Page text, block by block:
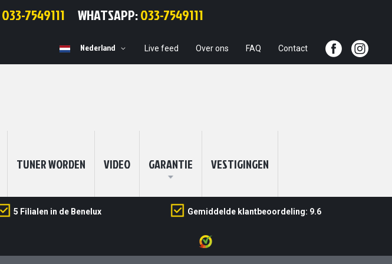
033-7549111 WHATSAPP:033-7549111
Selecteer
Nederland Live feed Over ons FAQ Contact
TUNER WORDEN VIDEO GARANTIE VESTIGINGEN
5 Filialen in de Benelux Gemiddelde klantbeoordeling: 9.6